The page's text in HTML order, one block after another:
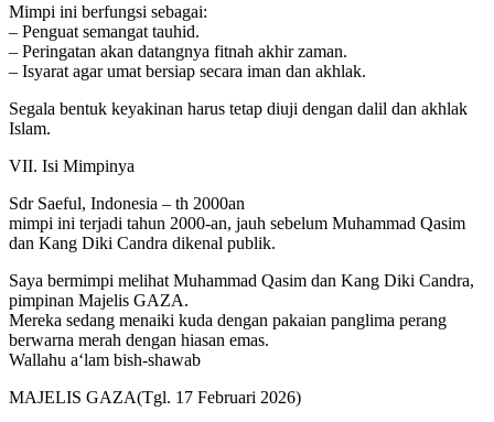
Mimpi ini berfungsi sebagai:
– Penguat semangat tauhid.
– Peringatan akan datangnya fitnah akhir zaman.
– Isyarat agar umat bersiap secara iman dan akhlak.
Segala bentuk keyakinan harus tetap diuji dengan dalil dan akhlak
Islam.
VII. Isi Mimpinya
Sdr Saeful, Indonesia – th 2000an
mimpi ini terjadi tahun 2000-an, jauh sebelum Muhammad Qasim
dan Kang Diki Candra dikenal publik.
Saya bermimpi melihat Muhammad Qasim dan Kang Diki Candra,
pimpinan Majelis GAZA.
Mereka sedang menaiki kuda dengan pakaian panglima perang
berwarna merah dengan hiasan emas.
Wallahu a‘lam bish-shawab
MAJELIS GAZA(Tgl. 17 Februari 2026)